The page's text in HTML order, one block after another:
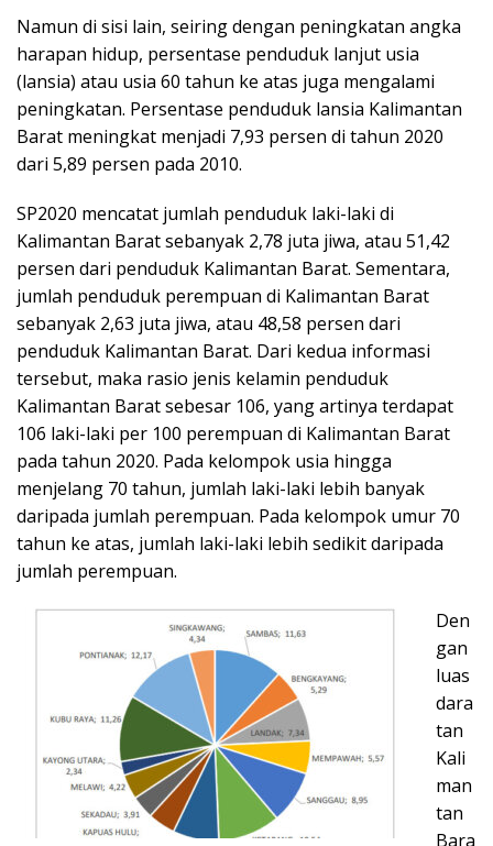
Namun di sisi lain, seiring dengan peningkatan angka
harapan hidup, persentase penduduk lanjut usia
(lansia) atau usia 60 tahun ke atas juga mengalami
peningkatan. Persentase penduduk lansia Kalimantan
Barat meningkat menjadi 7,93 persen di tahun 2020
dari 5,89 persen pada 2010.
SP2020 mencatat jumlah penduduk laki-laki di
Kalimantan Barat sebanyak 2,78 juta jiwa, atau 51,42
persen dari penduduk Kalimantan Barat. Sementara,
jumlah penduduk perempuan di Kalimantan Barat
sebanyak 2,63 juta jiwa, atau 48,58 persen dari
penduduk Kalimantan Barat. Dari kedua informasi
tersebut, maka rasio jenis kelamin penduduk
Kalimantan Barat sebesar 106, yang artinya terdapat
106 laki-laki per 100 perempuan di Kalimantan Barat
pada tahun 2020. Pada kelompok usia hingga
menjelang 70 tahun, jumlah laki-laki lebih banyak
daripada jumlah perempuan. Pada kelompok umur 70
tahun ke atas, jumlah laki-laki lebih sedikit daripada
jumlah perempuan.
Den
gan
luas
dara
tan
Kali
man
tan
Bara